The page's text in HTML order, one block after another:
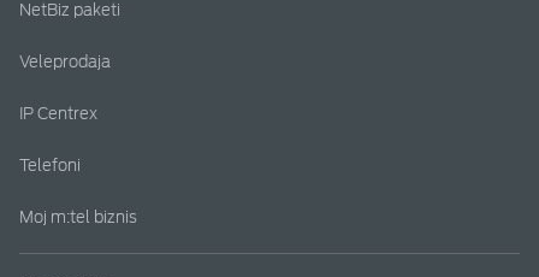
NetBiz paketi
Veleprodaja
IP Centrex
Telefoni
Moj m:tel biznis